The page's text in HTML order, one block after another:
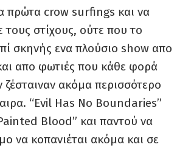
πρώτα crow surfings και να
τους στίχους, ούτε που το
σκηνής ενα πλούσιο show απο
απο φωτιές που κάθε φορά
ακόμα περισσότερο
“Evil Has No Boundaries”
Blood” και παντού να
να κοπανιέται ακόμα και σε